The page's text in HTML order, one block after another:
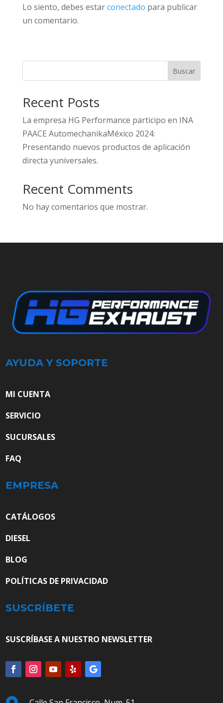
Lo siento, debes estarconectado para publicar
un comentario.
Buscar
Recent Posts
La empresa HG Performance participo en INA
PAACE AutomechanikaMéxico 2024:
Presentando nuevos productos de aplicación
directa yuniversales.
Recent Comments
No hay comentarios que mostrar.
AYUDA Y SOPORTE
MI CUENTA
SERVICIO
SUCURSALES
FAQ
EMPRESA
CATÁLOGOS
DIESEL
BLOG
POLÍTICAS DE PRIVACIDAD
SUSCRÍBETE
SUSCRÍBASE A NUESTRO NEWSLETTER